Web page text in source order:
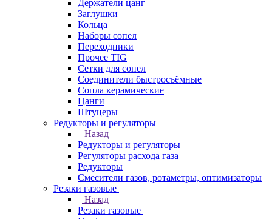
Держатели цанг
Заглушки
Кольца
Наборы сопел
Переходники
Прочее TIG
Сетки для сопел
Соединители быстросъёмные
Сопла керамические
Цанги
Штуцеры
Редукторы и регуляторы
Назад
Редукторы и регуляторы
Регуляторы расхода газа
Редукторы
Смесители газов, ротаметры, оптимизаторы
Резаки газовые
Назад
Резаки газовые